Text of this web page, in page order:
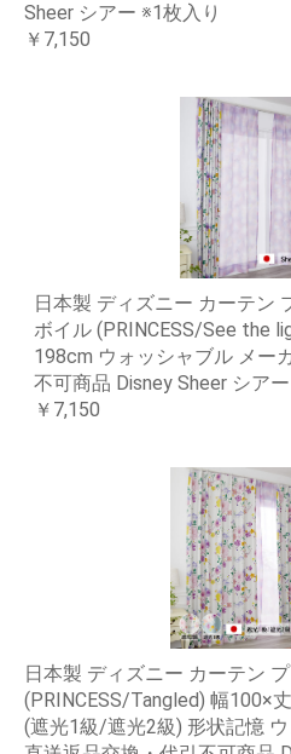
Sheer シアー ※1枚入り
￥7,150
日本製 ディズニー カーテン
ボイル (PRINCESS/See the
198cm ウォッシャブル メー
不可商品 Disney Sheer シア
￥7,150
日本製 ディズニー カーテン
(PRINCESS/Tangled) 幅100×
(遮光1級/遮光2級) 形状記憶